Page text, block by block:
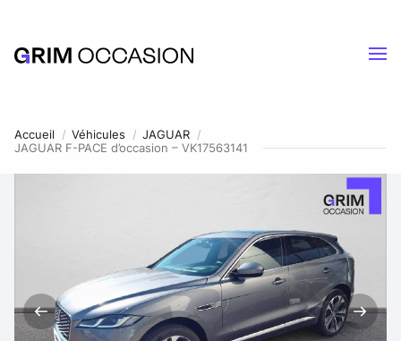
Accueil Véhicules
JAGUAR
JAGUAR F-PACE d’occasion – VK17563141